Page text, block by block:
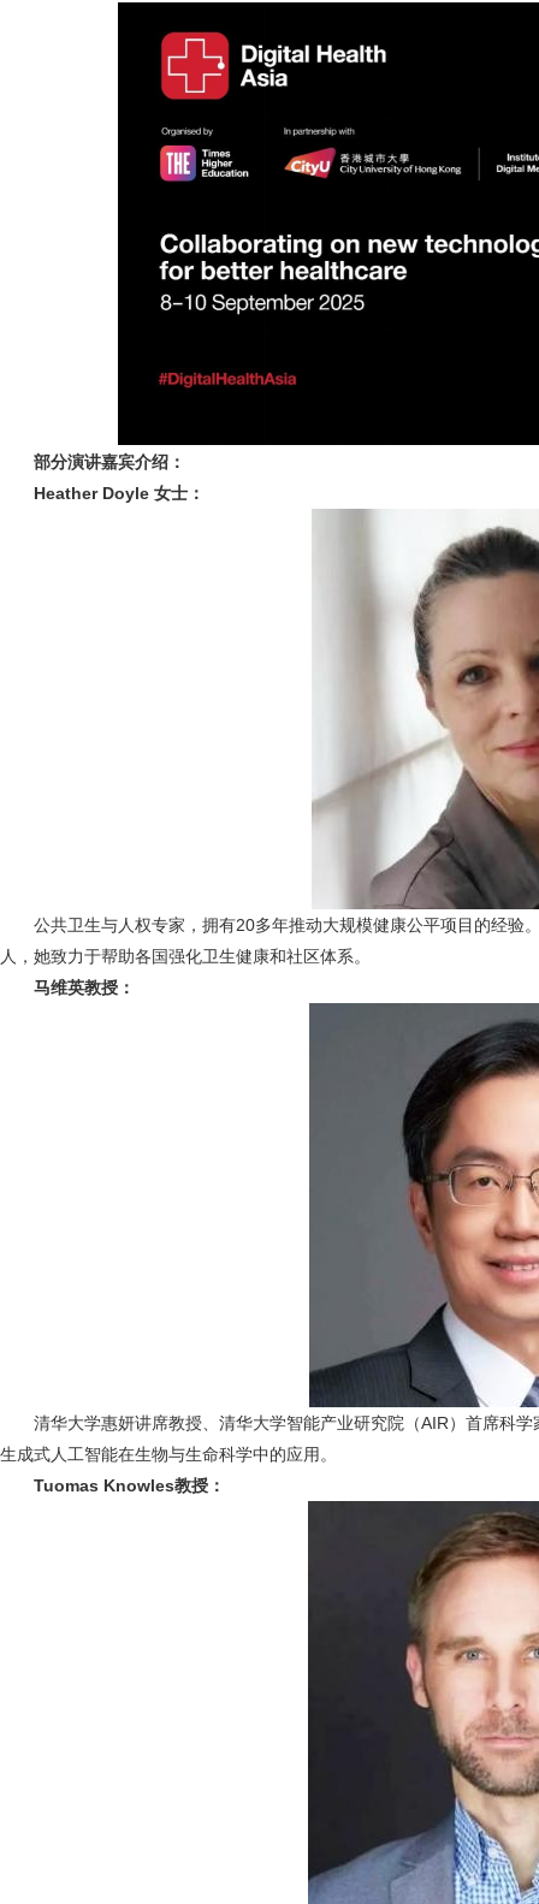
部分演讲嘉宾介绍：
Heather Doyle 女士：
公共卫生与人权专家，拥有20多年推动大规模健康公平项目的经验
人，她致力于帮助各国强化卫生健康和社区体系。
马维英教授：
清华大学惠妍讲席教授、清华大学智能产业研究院（AIR）首席科
生成式人工智能在生物与生命科学中的应用。
Tuomas Knowles教授：